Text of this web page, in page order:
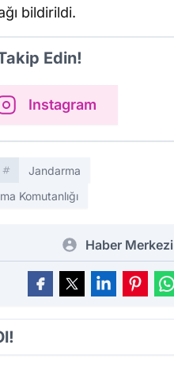
bildirildi.
Edin!
Instagram
Jandarma
Komutanlığı
Haber Merkezi